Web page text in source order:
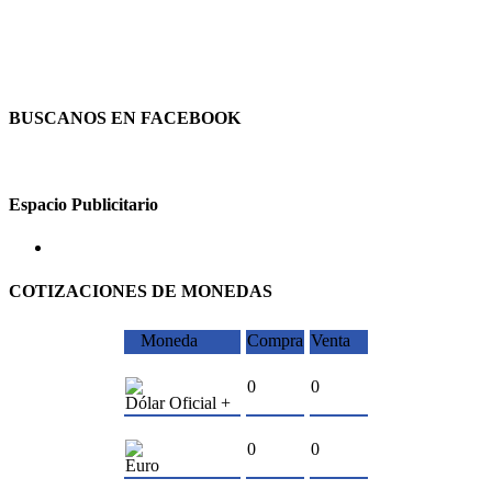
BUSCANOS EN FACEBOOK
Espacio Publicitario
COTIZACIONES DE MONEDAS
Moneda Compra Venta
Dólar Oficial +
0 0
Euro
0 0